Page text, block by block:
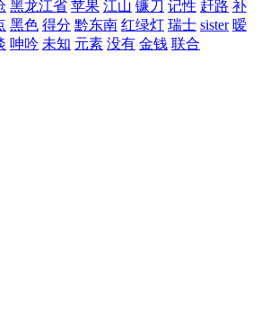
黑龙江省 苹果 江山 镰刀 记性 赶路 补
黑色 得分 黔东南 红绿灯 瑞士 sister 暧
呻吟 未知 元素 没有 金钱 联合